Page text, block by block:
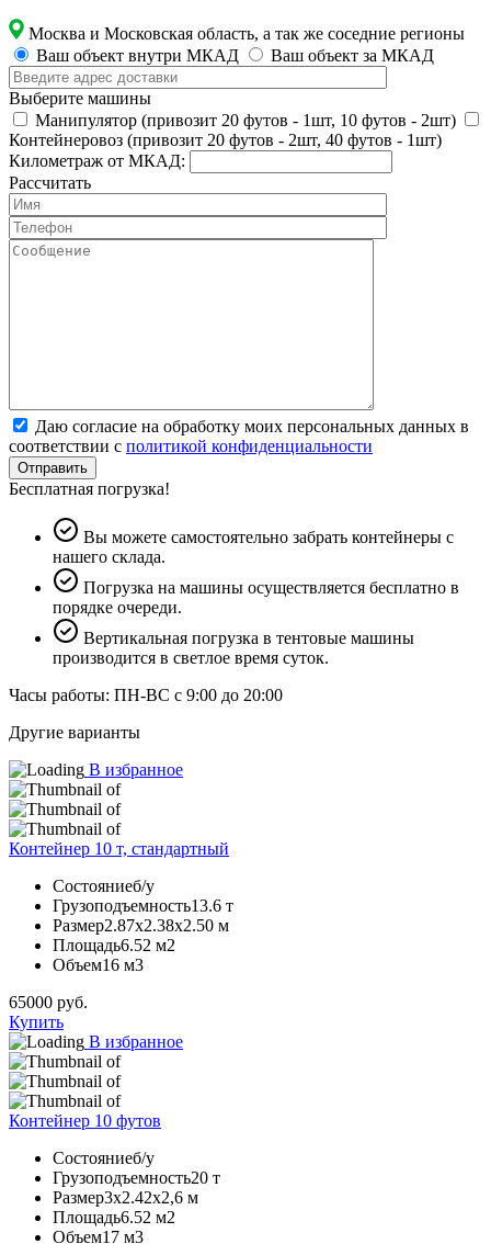
Москва и Московская область, а так же соседние регионы
Ваш объект внутри МКАД
Ваш объект за МКАД
Выберите машины
Манипулятор (привозит 20 футов - 1шт, 10 футов - 2шт)
Контейнеровоз (привозит 20 футов - 2шт, 40 футов - 1шт)
Километраж от МКАД:
Рассчитать
Даю согласие на обработку моих персональных данных в
соответствии с политикой конфиденциальности
Отправить
Бесплатная погрузка!
Вы можете самостоятельно забрать контейнеры с
нашего склада.
Погрузка на машины осуществляется бесплатно в
порядке очереди.
Вертикальная погрузка в тентовые машины
производится в светлое время суток.
Часы работы: ПН-ВС с 9:00 до 20:00
Другие варианты
В избранное
Контейнер 10 т, стандартный
Состояниеб/у
Грузоподъемность13.6 т
Размер2.87х2.38х2.50 м
Площадь6.52 м2
Объем16 м3
65000 руб.
Купить
В избранное
Контейнер 10 футов
Состояниеб/у
Грузоподъемность20 т
Размер3х2.42х2,6 м
Площадь6.52 м2
Объем17 м3